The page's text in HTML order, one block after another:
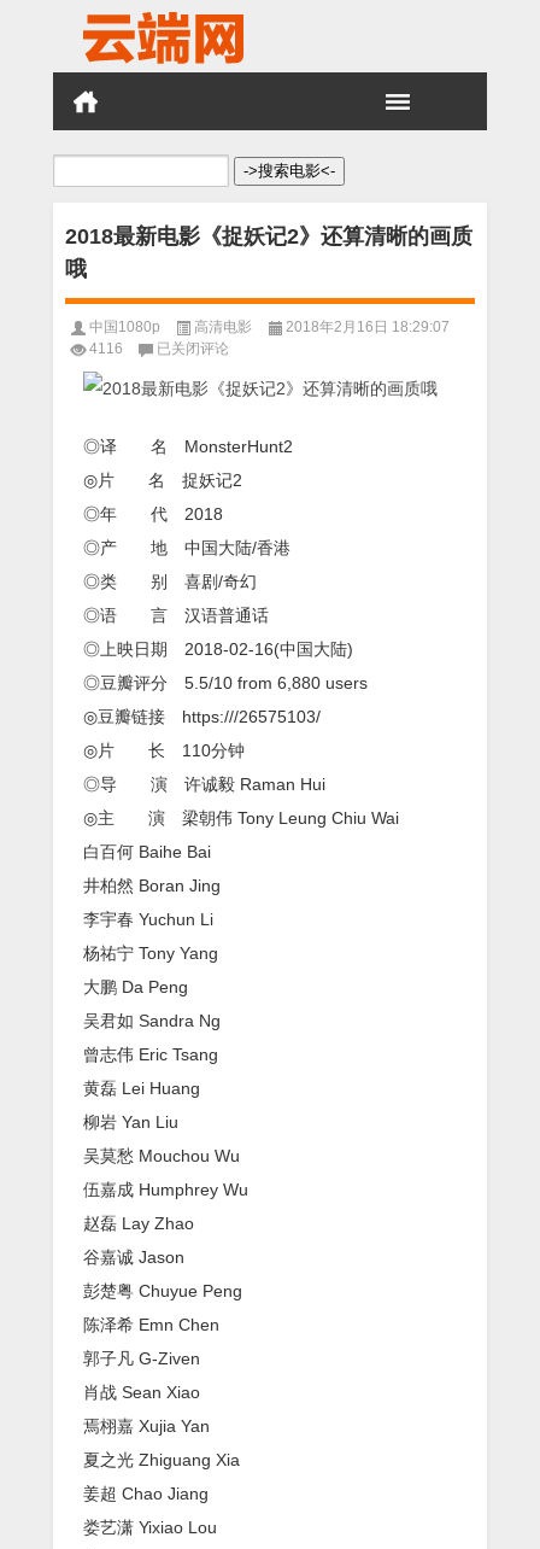
搜
2018最新电影《捉妖记2》还算清晰的画质
哦
中国1080p 高清电影
2018年2月16日 18:29:07
4116
2018
新
《捉
妖
2》
还
清
晰
的
画
质
哦
已关闭评论
◎译 名 MonsterHunt2
◎片 名 捉妖记2
◎年 代 2018
◎产 地 中国大陆/香港
◎类 别 喜剧/奇幻
◎语 言 汉语普通话
◎上映日期 2018-02-16(中国大陆)
◎豆瓣评分 5.5/10 from 6,880 users
◎豆瓣链接 https:///26575103/
◎片 长 110分钟
◎导 演 许诚毅 Raman Hui
◎主 演 梁朝伟 Tony Leung Chiu Wai
白百何 Baihe Bai
井柏然 Boran Jing
李宇春 Yuchun Li
杨祐宁 Tony Yang
大鹏 Da Peng
吴君如 Sandra Ng
曾志伟 Eric Tsang
黄磊 Lei Huang
柳岩 Yan Liu
吴莫愁 Mouchou Wu
伍嘉成 Humphrey Wu
赵磊 Lay Zhao
谷嘉诚 Jason
彭楚粤 Chuyue Peng
陈泽希 Emn Chen
郭子凡 G-Ziven
肖战 Sean Xiao
焉栩嘉 Xujia Yan
夏之光 Zhiguang Xia
姜超 Chao Jiang
娄艺潇 Yixiao Lou